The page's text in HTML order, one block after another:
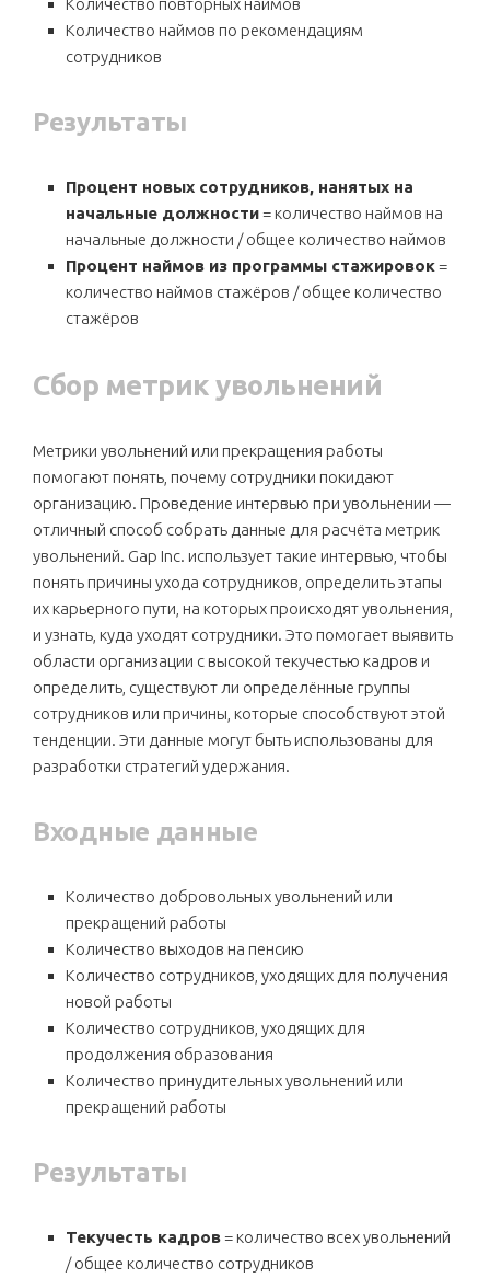
Количество наймов по рекомендациям
сотрудников
Результаты
Процент новых сотрудников, нанятых на
начальные должности= количество наймов на
начальные должности / общее количество наймов
Процент наймов из программы стажировок=
количество наймов стажёров / общее количество
стажёров
Сбор метрик увольнений
Метрики увольнений или прекращения работы
помогают понять, почему сотрудники покидают
организацию. Проведение интервью при увольнении —
отличный способ собрать данные для расчёта метрик
увольнений. Gap Inc. использует такие интервью, чтобы
понять причины ухода сотрудников, определить этапы
их карьерного пути, на которых происходят увольнения,
и узнать, куда уходят сотрудники. Это помогает выявить
области организации с высокой текучестью кадров и
определить, существуют ли определённые группы
сотрудников или причины, которые способствуют этой
тенденции. Эти данные могут быть использованы для
разработки стратегий удержания.
Входные данные
Количество добровольных увольнений или
прекращений работы
Количество выходов на пенсию
Количество сотрудников, уходящих для получения
новой работы
Количество сотрудников, уходящих для
продолжения образования
Количество принудительных увольнений или
прекращений работы
Результаты
Текучесть кадров= количество всех увольнений
/ общее количество сотрудников